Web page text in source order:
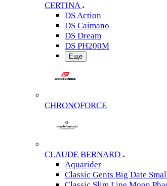
CERTINA
DS Action
DS Caimano
DS Dream
DS PH200M
Еще
CHRONOFORCE
CLAUDE BERNARD
Aquarider
Classic Gents Big Date